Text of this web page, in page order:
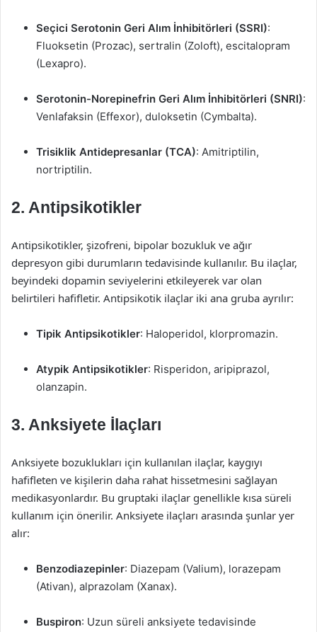
Seçici Serotonin Geri Alım İnhibitörleri (SSRI):
Fluoksetin (Prozac), sertralin (Zoloft), escitalopram
(Lexapro).
Serotonin-Norepinefrin Geri Alım İnhibitörleri (SNRI):
Venlafaksin (Effexor), duloksetin (Cymbalta).
Trisiklik Antidepresanlar (TCA): Amitriptilin,
nortriptilin.
2. Antipsikotikler
Antipsikotikler, şizofreni, bipolar bozukluk ve ağır
depresyon gibi durumların tedavisinde kullanılır. Bu ilaçlar,
beyindeki dopamin seviyelerini etkileyerek var olan
belirtileri hafifletir. Antipsikotik ilaçlar iki ana gruba ayrılır:
Tipik Antipsikotikler: Haloperidol, klorpromazin.
Atypik Antipsikotikler: Risperidon, aripiprazol,
olanzapin.
3. Anksiyete İlaçları
Anksiyete bozuklukları için kullanılan ilaçlar, kaygıyı
hafifleten ve kişilerin daha rahat hissetmesini sağlayan
medikasyonlardır. Bu gruptaki ilaçlar genellikle kısa süreli
kullanım için önerilir. Anksiyete ilaçları arasında şunlar yer
alır:
Benzodiazepinler: Diazepam (Valium), lorazepam
(Ativan), alprazolam (Xanax).
Buspiron: Uzun süreli anksiyete tedavisinde